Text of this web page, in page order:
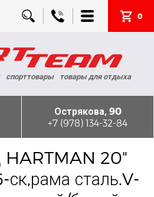
0
спорттовары товары для отдыха
Острякова, 90
+7 (978) 134-32-84
HARTMAN 20"
ск,рама сталь.V-